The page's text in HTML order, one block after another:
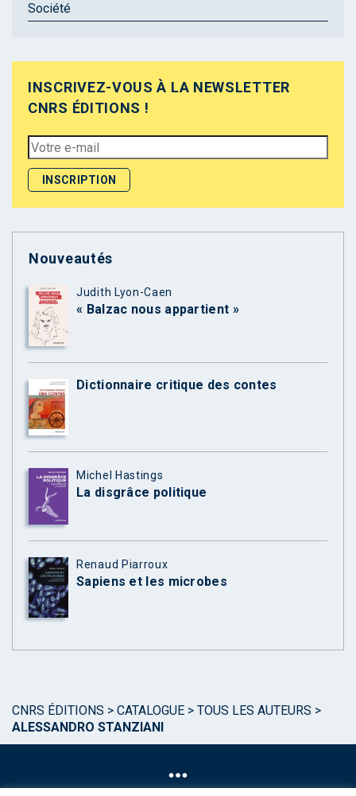
Société
INSCRIVEZ-VOUS À LA NEWSLETTER
CNRS ÉDITIONS !
Nouveautés
Judith Lyon-Caen
« Balzac nous appartient »
Dictionnaire critique des contes
Michel Hastings
La disgrâce politique
Renaud Piarroux
Sapiens et les microbes
CNRS ÉDITIONS > CATALOGUE > TOUS LES AUTEURS >
ALESSANDRO STANZIANI